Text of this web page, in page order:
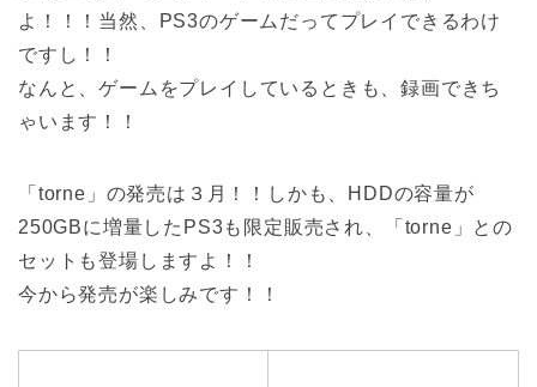
よ！！！当然、PS3のゲームだってプレイできるわけ
ですし！！
なんと、ゲームをプレイしているときも、録画できち
ゃいます！！
「torne」の発売は３月！！しかも、HDDの容量が
250GBに増量したPS3も限定販売され、「torne」との
セットも登場しますよ！！
今から発売が楽しみです！！